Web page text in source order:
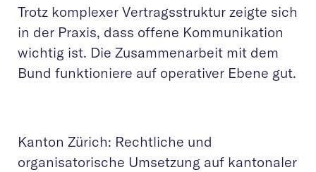
Trotz komplexer Vertragsstruktur zeigte sich
in der Praxis, dass offene Kommunikation
wichtig ist. Die Zusammenarbeit mit dem
Bund funktioniere auf operativer Ebene gut.
Kanton Zürich: Rechtliche und
organisatorische Umsetzung auf kantonaler